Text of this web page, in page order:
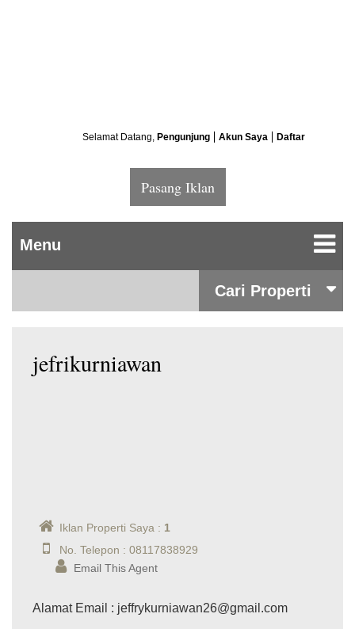
Selamat Datang, Pengunjung Akun Saya Daftar
Pasang Iklan
Cari Properti
jefrikurniawan
Iklan Properti Saya : 1
No. Telepon : 08117838929
Email This Agent
Alamat Email : jeffrykurniawan26@gmail.com